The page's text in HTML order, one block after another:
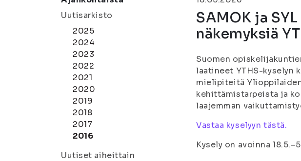
Uutisarkisto
2025
2024
2023
2022
2021
2020
2019
2018
2017
2016
Uutiset aiheittain
SAMOK ja
näkemyksiä
Suomen
laatineet YTHS-kyselyn
mielipiteitä
kehittämistarpeista ja
laajemman
Vastaa kyselyyn tästä.
Kysely on avoinna